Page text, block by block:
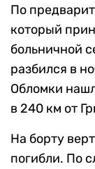
По
который
больничной
разбился в
Обломки
в 240 км от
На борту
погибли. По